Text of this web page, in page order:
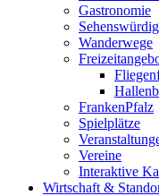
Gastronomie
Wanderwege
FrankenPfalz
Spielplätze
Vereine
Interaktive
Wirtschaft &